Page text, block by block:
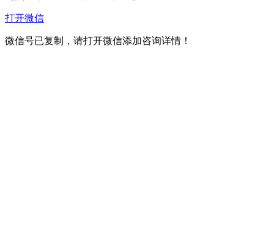
打开微信
微信号已复制，请打开微信添加咨询详情！